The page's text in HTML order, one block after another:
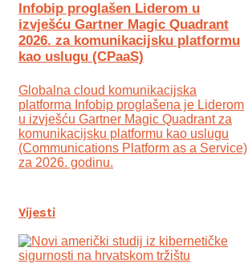
Infobip proglašen Liderom u
izvješću Gartner Magic Quadrant
2026. za komunikacijsku platformu
kao uslugu (CPaaS)
Globalna cloud komunikacijska
platforma Infobip proglašena je Liderom
u izvješću Gartner Magic Quadrant za
komunikacijsku platformu kao uslugu
(Communications Platform as a Service)
za 2026. godinu.
Vijesti